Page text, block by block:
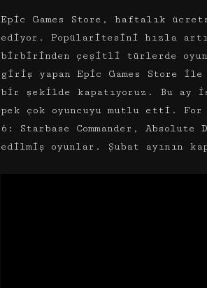
Epic Games Store, haftalık
ediyor. Popülaritesini hızla
birbirinden çeşitli türlerde
giriş yapan Epic Games Store ile
bir şekilde kapatıyoruz. Bu ay
pek çok oyuncuyu mutlu etti.
6: Starbase Commander,
edilmiş oyunlar. Şubat ayının